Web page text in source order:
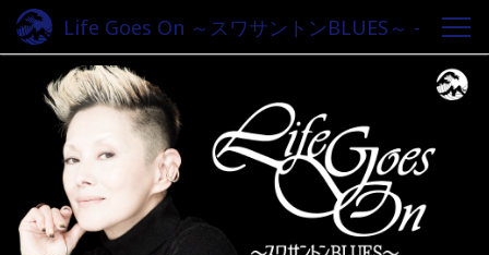
Life Goes On ～スワサントンBLUES～ -
Fm yokohama 84.7